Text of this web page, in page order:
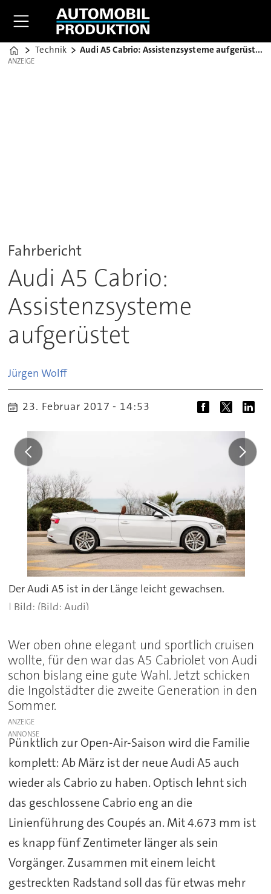
Home
Technik Audi A5 Cabrio: Assistenzsysteme aufgerüstet
ANZEIGE
ANZEIGE
Fahrbericht
Audi A5 Cabrio:
Assistenzsysteme
aufgerüstet
Jürgen Wolff
23. Februar 2017 - 14:53
Der Audi A5 ist in der Länge leicht gewachsen.
(Bild: Audi)
Wer oben ohne elegant und sportlich cruisen
wollte, für den war das A5 Cabriolet von Audi
schon bislang eine gute Wahl. Jetzt schicken
die Ingolstädter die zweite Generation in den
Sommer.
ANZEIGE
Pünktlich zur Open-Air-Saison wird die Familie
komplett: Ab März ist der neue Audi A5 auch
wieder als Cabrio zu haben. Optisch lehnt sich
das geschlossene Cabrio eng an die
Linienführung des Coupés an. Mit 4.673 mm ist
es knapp fünf Zentimeter länger als sein
Vorgänger. Zusammen mit einem leicht
gestreckten Radstand soll das für etwas mehr